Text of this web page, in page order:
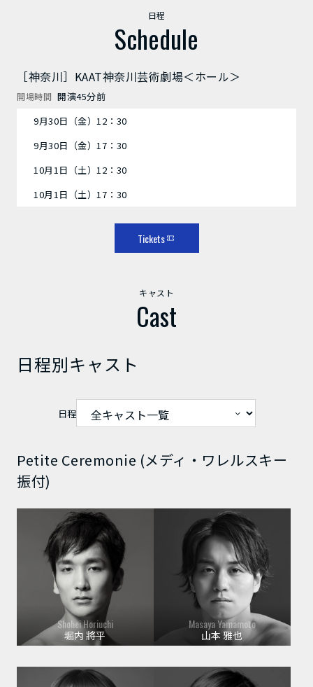
日程
Schedule
［神奈川］KAAT神奈川芸術劇場＜ホール＞
開場時間 開演45分前
9月30日（金）12：30
9月30日（金）17：30
10月1日（土）12：30
10月1日（土）17：30
Tickets
キャスト
Cast
日程別キャスト
日程
Petite Ceremonie (メディ・ワレルスキー
振付)
Shohei Horiuchi
堀内 將平
Masaya Yamamoto
山本 雅也